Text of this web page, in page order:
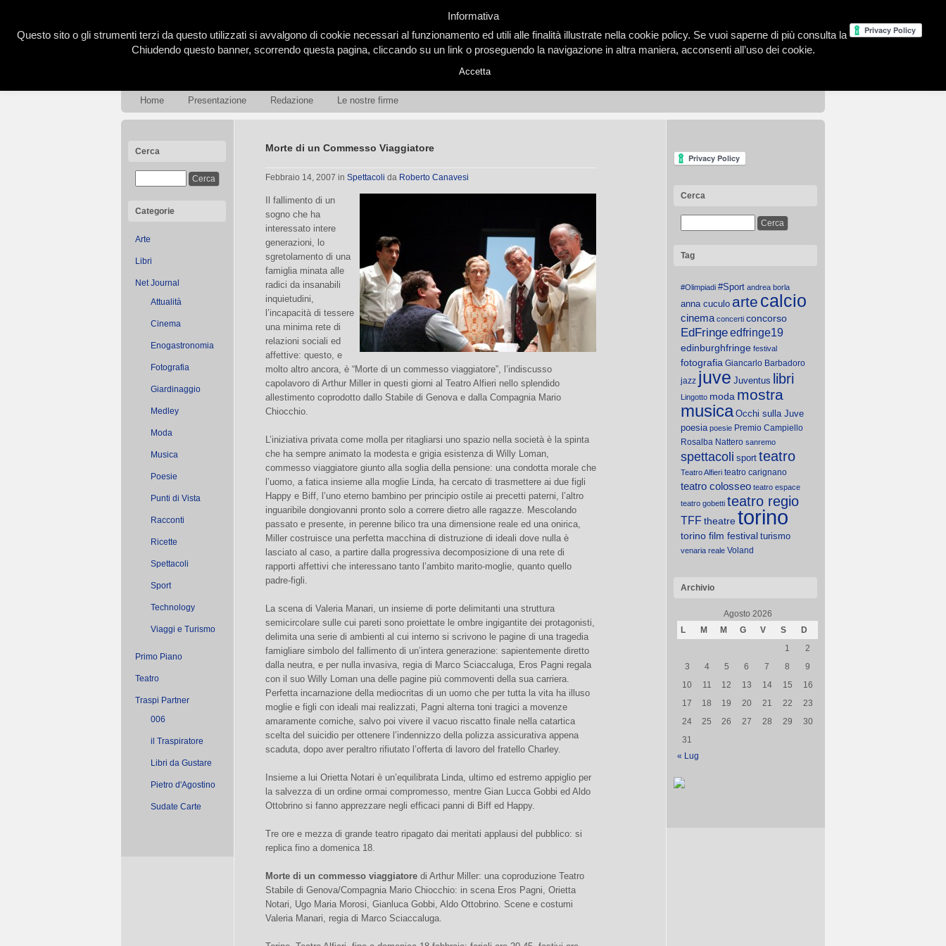
Home Presentazione Redazione Le nostre firme
Cerca
Categorie
Arte
Libri
Net Journal
Attualità
Cinema
Enogastronomia
Fotografia
Giardinaggio
Medley
Moda
Musica
Poesie
Punti di Vista
Racconti
Ricette
Spettacoli
Sport
Technology
Viaggi e Turismo
Primo Piano
Teatro
Traspi Partner
006
il Traspiratore
Libri da Gustare
Pietro d'Agostino
Sudate Carte
Morte di un Commesso Viaggiatore
Febbraio 14, 2007 in Spettacoli da Roberto Canavesi
Il fallimento di un
sogno che ha
interessato intere
generazioni, lo
sgretolamento di una
famiglia minata alle
radici da insanabili
inquietudini,
l’incapacità di tessere
una minima rete di
relazioni sociali ed
affettive: questo, e
molto altro ancora, è “Morte di un commesso viaggiatore”, l’indiscusso
capolavoro di Arthur Miller in questi giorni al Teatro Alfieri nello splendido
allestimento coprodotto dallo Stabile di Genova e dalla Compagnia Mario
Chiocchio.
L’iniziativa privata come molla per ritagliarsi uno spazio nella società è la spinta
che ha sempre animato la modesta e grigia esistenza di Willy Loman,
commesso viaggiatore giunto alla soglia della pensione: una condotta morale che
l’uomo, a fatica insieme alla moglie Linda, ha cercato di trasmettere ai due figli
Happy e Biff, l’uno eterno bambino per principio ostile ai precetti paterni, l’altro
inguaribile dongiovanni pronto solo a correre dietro alle ragazze. Mescolando
passato e presente, in perenne bilico tra una dimensione reale ed una onirica,
Miller costruisce una perfetta macchina di distruzione di ideali dove nulla è
lasciato al caso, a partire dalla progressiva decomposizione di una rete di
rapporti affettivi che interessano tanto l’ambito marito-moglie, quanto quello
padre-figli.
La scena di Valeria Manari, un insieme di porte delimitanti una struttura
semicircolare sulle cui pareti sono proiettate le ombre ingigantite dei protagonisti,
delimita una serie di ambienti al cui interno si scrivono le pagine di una tragedia
famigliare simbolo del fallimento di un’intera generazione: sapientemente diretto
dalla neutra, e per nulla invasiva, regia di Marco Sciaccaluga, Eros Pagni regala
con il suo Willy Loman una delle pagine più commoventi della sua carriera.
Perfetta incarnazione della mediocritas di un uomo che per tutta la vita ha illuso
moglie e figli con ideali mai realizzati, Pagni alterna toni tragici a movenze
amaramente comiche, salvo poi vivere il vacuo riscatto finale nella catartica
scelta del suicidio per ottenere l’indennizzo della polizza assicurativa appena
scaduta, dopo aver peraltro rifiutato l’offerta di lavoro del fratello Charley.
Insieme a lui Orietta Notari è un’equilibrata Linda, ultimo ed estremo appiglio per
la salvezza di un ordine ormai compromesso, mentre Gian Lucca Gobbi ed Aldo
Ottobrino si fanno apprezzare negli efficaci panni di Biff ed Happy.
Tre ore e mezza di grande teatro ripagato dai meritati applausi del pubblico: si
replica fino a domenica 18.
Morte di un commesso viaggiatore di Arthur Miller: una coproduzione Teatro
Stabile di Genova/Compagnia Mario Chiocchio: in scena Eros Pagni, Orietta
Notari, Ugo Maria Morosi, Gianluca Gobbi, Aldo Ottobrino. Scene e costumi
Valeria Manari, regia di Marco Sciaccaluga.
Cerca
Tag
#Olimpiadi #Sport andrea borla
anna cuculo arte calcio
cinema concerti concorso
EdFringeedfringe19
edinburghfringe festival
fotografia Giancarlo Barbadoro
jazz juve Juventus libri
Lingotto moda mostra
musica Occhi sulla Juve
poesia poesie Premio Campiello
Rosalba Nattero sanremo
spettacoli sport teatro
Teatro Alfieri teatro carignano
teatro colosseo teatro espace
teatro gobetti teatro regio
TFFtheatretorino
torino film festival turismo
venaria reale Voland
Archivio
Agosto 2026
L
M M G V S
D
1
2
3
4 5 6 7 8
9
10
11 12 13 14 15
16
17
18 19 20 21 22
23
24
25 26 27 28 29
30
31
« Lug
Informativa
Questo sito o gli strumenti terzi da questo utilizzati si avvalgono di cookie necessari al funzionamento ed utili alle finalità illustrate nella cookie policy. Se vuoi saperne di più consulta la
Chiudendo questo banner, scorrendo questa pagina, cliccando su un link o proseguendo la navigazione in altra maniera, acconsenti all’uso dei cookie.
Accetta